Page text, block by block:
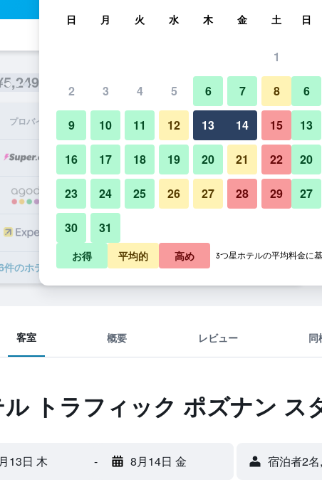
/ 1泊あたりの宿泊料金の最安値
プロバイダ 1泊あたり合計
¥5,249 プランを見る
¥5,252 プランを見る
のホテル トラフィック ポズナン スタレ ミャストのオファー
客室 概要 レビュー 同
トラフィック ポズナン ス
13日 木 - 8月14日 金 宿泊者2
日 月 火 水 木 金 土
1
2 3 4 5 6 7 8
9 10 11 12 13 14 15
16 17 18 19 20 21 22
23 24 25 26 27 28 29
30 31
日
6
13
20
27
お得 平均的 高め 3つ星ホテルの平均料金に基